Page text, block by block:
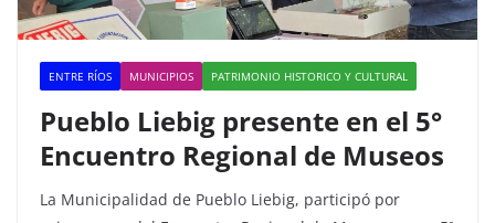
ENTRE RÍOS MUNICIPIOS PATRIMONIO HISTORICO Y CULTURAL
Pueblo Liebig presente en el 5°
Encuentro Regional de Museos
La Municipalidad de Pueblo Liebig, participó por